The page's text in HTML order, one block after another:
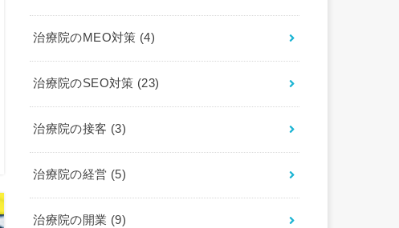
治療院のMEO対策 (4)
治療院のSEO対策 (23)
治療院の接客 (3)
治療院の経営 (5)
治療院の開業 (9)